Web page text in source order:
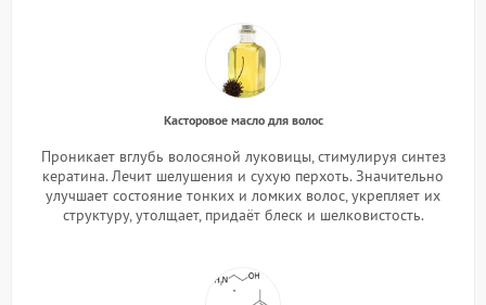
Касторовое масло для волос
Проникает вглубь волосяной луковицы, стимулируя синтез
кератина. Лечит шелушения и сухую перхоть. Значительно
улучшает состояние тонких и ломких волос, укрепляет их
структуру, утолщает, придаёт блеск и шелковистость.